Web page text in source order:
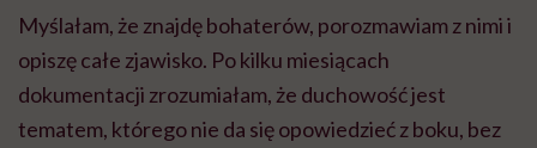
Myślałam, że znajdę bohaterów, porozmawiam z nimi i
opiszę całe zjawisko. Po kilku miesiącach
dokumentacji zrozumiałam, że duchowość jest
tematem, którego nie da się opowiedzieć z boku, bez